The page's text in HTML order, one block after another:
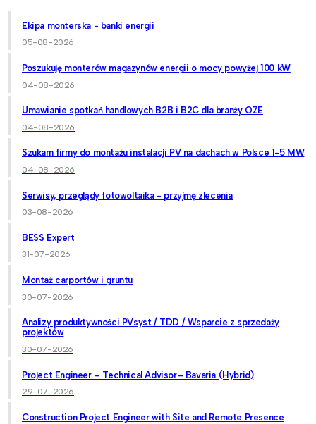
Ekipa monterska - banki energii
05-08-2026
Poszukuję monterów magazynów energii o mocy powyżej 100 kW
04-08-2026
Umawianie spotkań handlowych B2B i B2C dla branży OZE
04-08-2026
Szukam firmy do montażu instalacji PV na dachach w Polsce 1-5 MW
04-08-2026
Serwisy, przeglądy fotowoltaika - przyjmę zlecenia
03-08-2026
BESS Expert
31-07-2026
Montaż carportów i gruntu
30-07-2026
Analizy produktywności PVsyst / TDD / Wsparcie z sprzedaży
projektów
30-07-2026
Project Engineer – Technical Advisor– Bavaria (Hybrid)
29-07-2026
Construction Project Engineer with Site and Remote Presence